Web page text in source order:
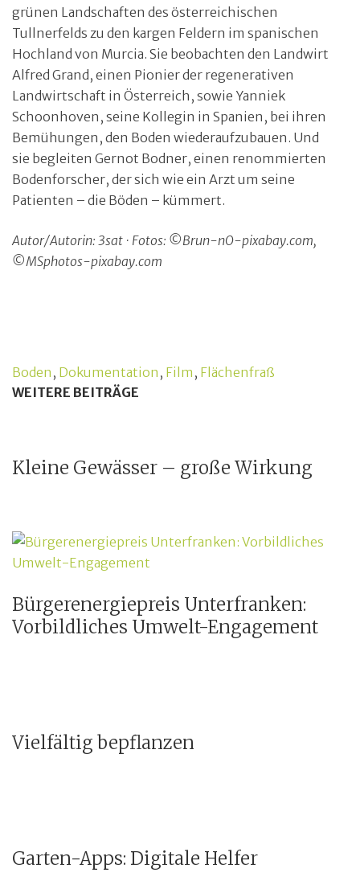
grünen Landschaften des österreichischen
Tullnerfelds zu den kargen Feldern im spanischen
Hochland von Murcia. Sie beobachten den Landwirt
Alfred Grand, einen Pionier der regenerativen
Landwirtschaft in Österreich, sowie Yanniek
Schoonhoven, seine Kollegin in Spanien, bei ihren
Bemühungen, den Boden wiederaufzubauen. Und
sie begleiten Gernot Bodner, einen renommierten
Bodenforscher, der sich wie ein Arzt um seine
Patienten – die Böden – kümmert.
Autor/Autorin: 3sat · Fotos: ©Brun-nO-pixabay.com,
©MSphotos-pixabay.com
Boden , Dokumentation , Film , Flächenfraß
WEITERE BEITRÄGE
Kleine Gewässer – große Wirkung
Bürgerenergiepreis Unterfranken:
Vorbildliches Umwelt-Engagement
Vielfältig bepflanzen
Garten-Apps: Digitale Helfer